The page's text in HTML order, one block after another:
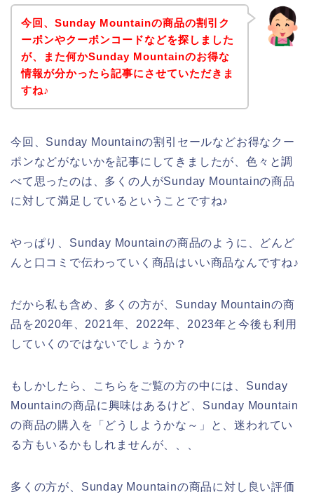
今回、Sunday Mountainの商品の割引ク
ーポンやクーポンコードなどを探しました
が、また何かSunday Mountainのお得な
情報が分かったら記事にさせていただきま
すね♪
今回、Sunday Mountainの割引セールなどお得なクー
ポンなどがないかを記事にしてきましたが、色々と調
べて思ったのは、多くの人がSunday Mountainの商品
に対して満足しているということですね♪
やっぱり、Sunday Mountainの商品のように、どんど
んと口コミで伝わっていく商品はいい商品なんですね♪
だから私も含め、多くの方が、Sunday Mountainの商
品を2020年、2021年、2022年、2023年と今後も利用
していくのではないでしょうか？
もしかしたら、こちらをご覧の方の中には、Sunday
Mountainの商品に興味はあるけど、Sunday Mountain
の商品の購入を「どうしようかな～」と、迷われてい
る方もいるかもしれませんが、、、
多くの方が、Sunday Mountainの商品に対し良い評価